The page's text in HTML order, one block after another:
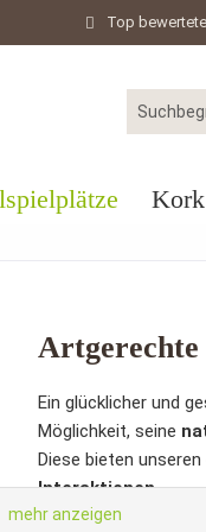
Top
Artgerechte
Ein glücklicher und
Möglichkeit, seine
Diese bieten
Interaktionen.
mehr anzeigen